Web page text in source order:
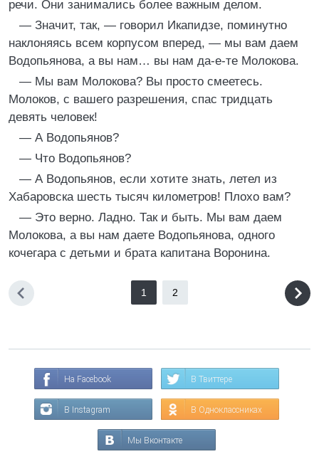
речи. Они занимались более важным делом.
— Значит, так, — говорил Икапидзе, поминутно
наклоняясь всем корпусом вперед, — мы вам даем
Водопьянова, а вы нам… вы нам да-е-те Молокова.
— Мы вам Молокова? Вы просто смеетесь.
Молоков, с вашего разрешения, спас тридцать
девять человек!
— А Водопьянов?
— Что Водопьянов?
— А Водопьянов, если хотите знать, летел из
Хабаровска шесть тысяч километров! Плохо вам?
— Это верно. Ладно. Так и быть. Мы вам даем
Молокова, а вы нам даете Водопьянова, одного
кочегара с детьми и брата капитана Воронина.
1 2
На Facebook В Твиттере
В Instagram В Одноклассниках
Мы Вконтакте